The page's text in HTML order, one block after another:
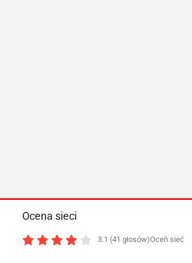
Ocena sieci
3.1 (41 głosów)Oceń sieć